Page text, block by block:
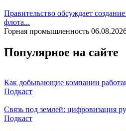
Правительство обсуждает
флота...
Горная промышленность
Популярное на сайте
Как добывающие компании
Подкаст
Связь под землей: цифровизация
Подкаст